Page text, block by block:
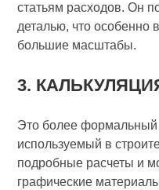
статьям расходов. Он
деталью, что особенно
большие масштабы.
3.
Это более формальный
используемый в
подробные расчеты и
графические